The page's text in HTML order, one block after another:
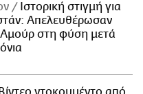
Ιστορική στιγμή για
Απελευθέρωσαν
Αμούρ στη φύση μετά